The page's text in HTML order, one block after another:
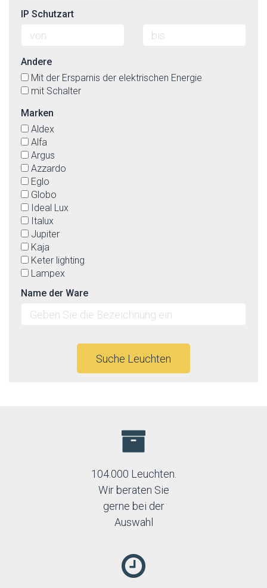
IP Schutzart
Andere
Mit der Ersparnis der elektrischen Energie
mit Schalter
Marken
Aldex
Alfa
Argus
Azzardo
Eglo
Globo
Ideal Lux
Italux
Jupiter
Kaja
Keter lighting
Lampex
Linealight
Lucide
Luminex
Name der Ware
Suche Leuchten
104.000 Leuchten.
Wir beraten Sie
gerne bei der
Auswahl